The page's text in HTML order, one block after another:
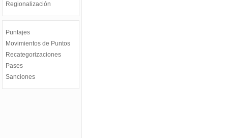
Regionalización
Puntajes
Movimientos de Puntos
Recategorizaciones
Pases
Sanciones